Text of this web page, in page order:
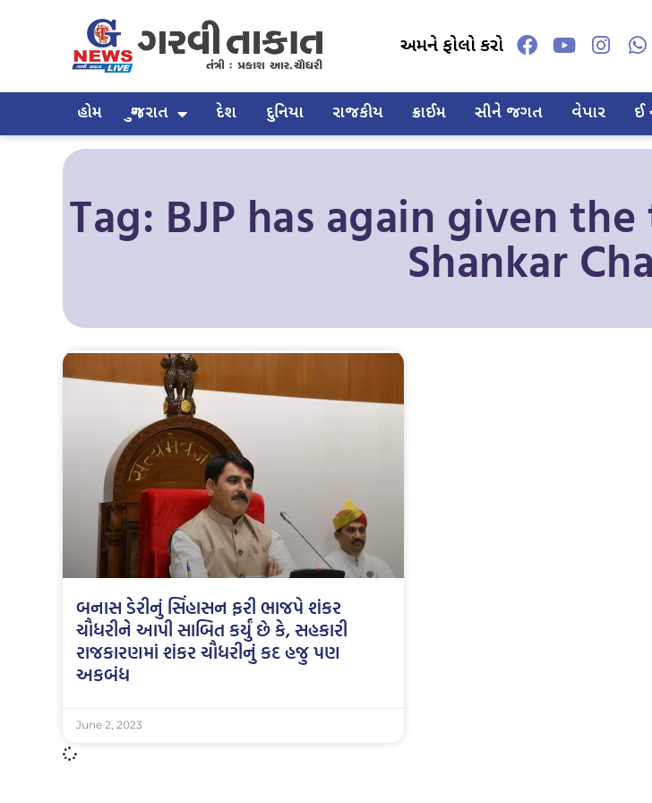
અમને ફોલો કરો
હોમ ગુજરાત દેશ દુનિયા રાજકીય ક્રાઈમ સીને જગત વેપાર ઈ
Tag: BJP has again given
Shankar
બનાસ ડેરીનું સિંહાસન ફરી ભાજપે શંકર
ચૌધરીને આપી સાબિત કર્યું છે કે, સહકારી
રાજકારણમાં શંકર ચૌધરીનું કદ હજુ પણ
અકબંધ
June 2, 2023